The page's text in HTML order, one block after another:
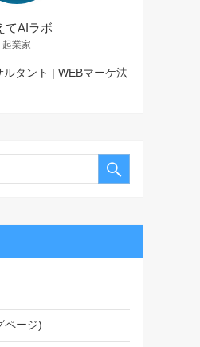
てAIラボ
起業家
タント | WEBマーケ法
ページ)